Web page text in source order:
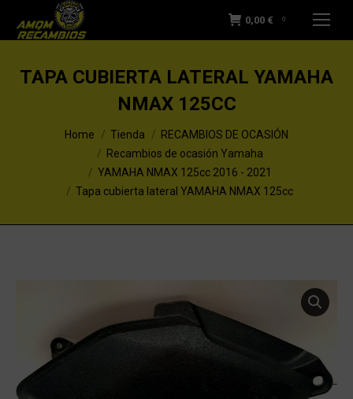
0,00 € 0
TAPA CUBIERTA LATERAL YAMAHA
NMAX 125CC
You are here:Home Tienda
RECAMBIOS DE OCASIÓN
Recambios de ocasión Yamaha
YAMAHA NMAX 125cc 2016 - 2021
Tapa cubierta lateral YAMAHA NMAX 125cc